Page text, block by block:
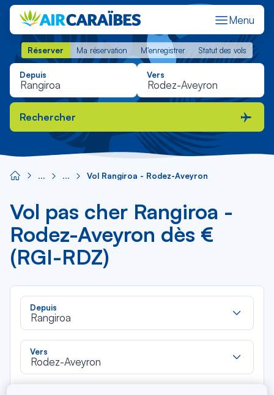
Menu
Réserver Ma réservation M'enregistrer Statut des vols
Réserver Ma réservation M'enregistrer Statut des vols
Depuis Vers
Rechercher
Vol Rangiroa - Rodez-Aveyron
Vol pas cher Rangiroa -
Rodez-Aveyron dès €
(RGI-RDZ)
Depuis
Rangiroa
Vers
Rodez-Aveyron